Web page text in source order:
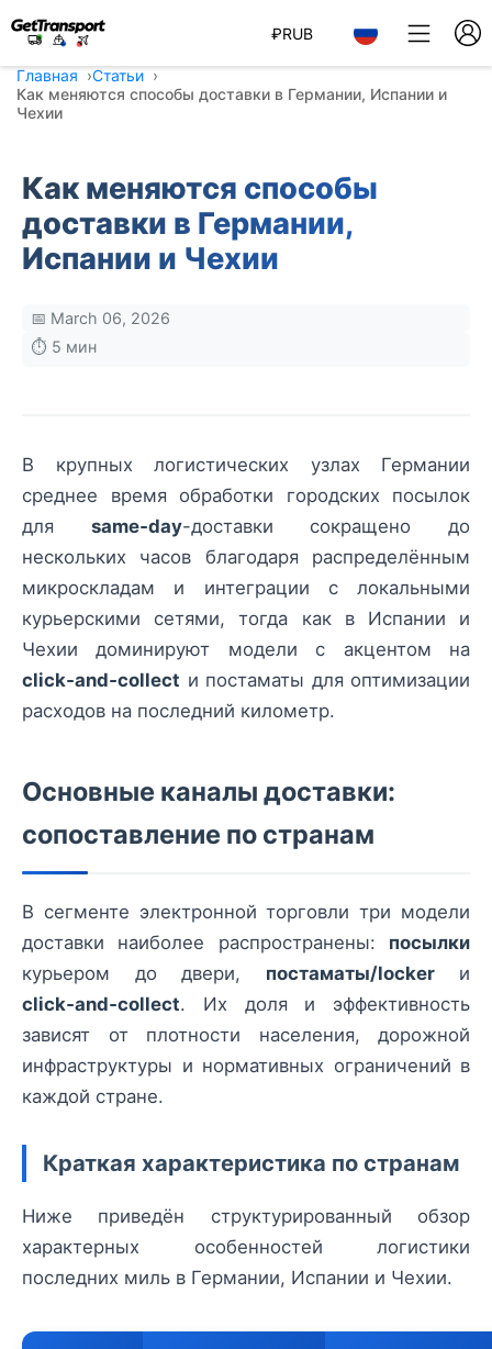
₽RUB
Главная
Статьи
Как меняются способы доставки в Германии, Испании и
Чехии
Как меняются способы
доставки в Германии,
Испании и Чехии
📅 March 06, 2026
⏱️ 5 мин
В крупных логистических узлах Германии
среднее время обработки городских посылок
для same‑day-доставки сокращено до
нескольких часов благодаря распределённым
микроскладам и интеграции с локальными
курьерскими сетями, тогда как в Испании и
Чехии доминируют модели с акцентом на
click‑and‑collect и постаматы для оптимизации
расходов на последний километр.
Основные каналы доставки:
сопоставление по странам
В сегменте электронной торговли три модели
доставки наиболее распространены: посылки
курьером до двери, постаматы/lockerи
click‑and‑collect. Их доля и эффективность
зависят от плотности населения, дорожной
инфраструктуры и нормативных ограничений в
каждой стране.
Краткая характеристика по странам
Ниже приведён структурированный обзор
характерных особенностей логистики
последних миль в Германии, Испании и Чехии.